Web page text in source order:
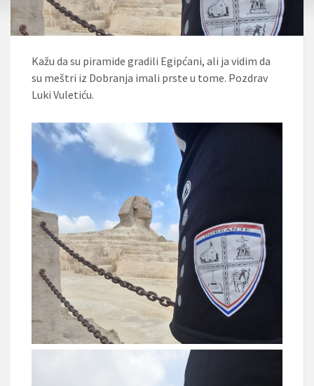
Kažu da su piramide gradili Egipćani, ali ja vidim da
su meštri iz Dobranja imali prste u tome. Pozdrav
Luki Vuletiću.